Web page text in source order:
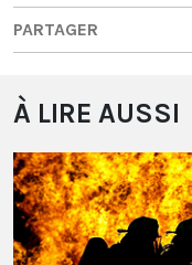
PARTAGER
À LIRE AUSSI